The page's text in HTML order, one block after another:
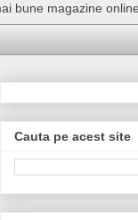
bune magazine
Cauta pe acest site